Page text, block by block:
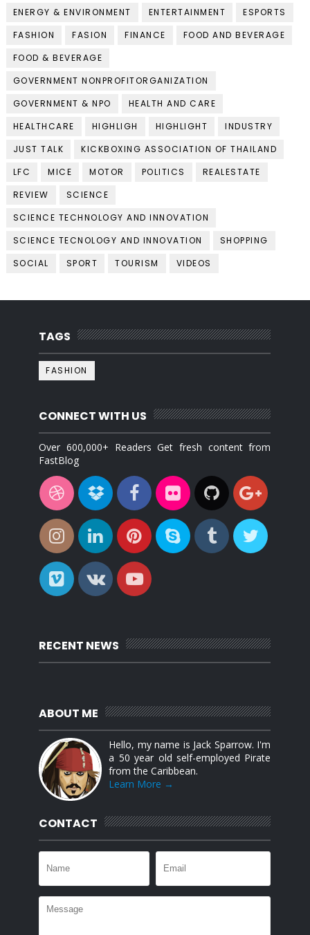
ENERGY & ENVIRONMENT
ENTERTAINMENT
ESPORTS
FASHION
FASION FINANCE
FOOD AND BEVERAGE
FOOD & BEVERAGE
GOVERNMENT NONPROFITORGANIZATION
GOVERNMENT & NPO
HEALTH AND CARE
HEALTHCARE
HIGHLIGH HIGHLIGHT
INDUSTRY
JUST TALK
KICKBOXING ASSOCIATION OF THAILAND
LFC
MICE MOTOR POLITICS
REALESTATE
REVIEW
SCIENCE
SCIENCE TECHNOLOGY AND INNOVATION
SCIENCE TECNOLOGY AND INNOVATION
SHOPPING
SOCIAL
SPORT TOURISM VIDEOS
TAGS
FASHION
CONNECT WITH US
Over 600,000+ Readers Get fresh content from
FastBlog
RECENT NEWS
ABOUT ME
Hello, my name is Jack Sparrow. I'm
a 50 year old self-employed Pirate
from the Caribbean.
Learn More →
CONTACT